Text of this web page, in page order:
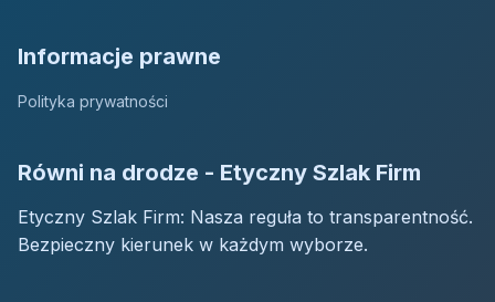
Informacje prawne
Polityka prywatności
Równi na drodze - Etyczny Szlak Firm
Etyczny Szlak Firm: Nasza reguła to transparentność.
Bezpieczny kierunek w każdym wyborze.